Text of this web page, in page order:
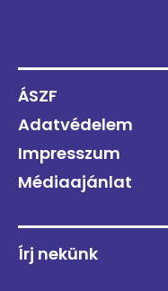
ÁSZF
Adatvédelem
Impresszum
Médiaajánlat
Írj nekünk